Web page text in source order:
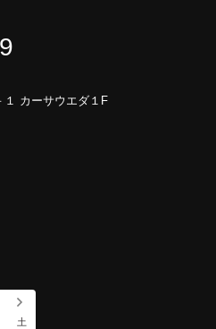
１ カーサウエダ１F
土